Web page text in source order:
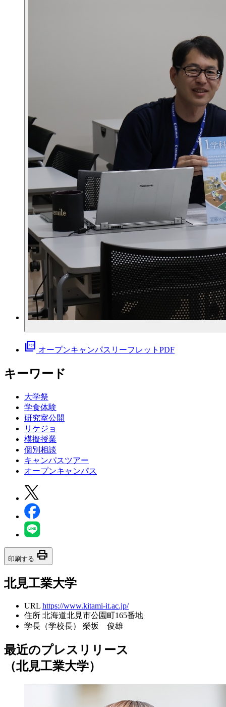
picture_as_pdf オープンキャンパスリーフレットPDF
キーワード
大学祭
学食体験
研究室公開
リケジョ
模擬授業
個別相談
キャンパスツアー
オープンキャンパス
印刷する print
北見工業大学
URL https://www.kitami-it.ac.jp/
住所 北海道北見市公園町165番地
学長（学校長）
榮坂 俊雄
最近のプレスリリース
（北見工業大学）